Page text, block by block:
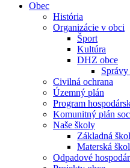
Obec
História
Organizácie v obci
Šport
Kultúra
DHZ obce
Správy
Civilná ochrana
Územný plán
Program
Komunitný plán
Naše školy
Základná
Materská
Odpadové